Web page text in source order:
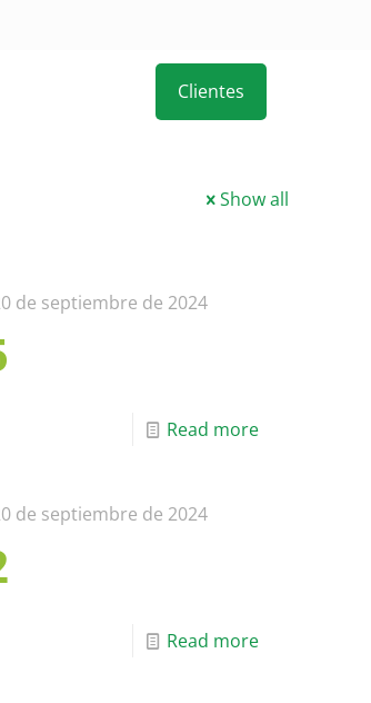
Clientes
Show all
de septiembre de 2024
Read more
de septiembre de 2024
Read more